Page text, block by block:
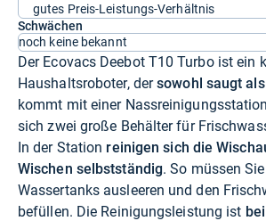
gutes Preis-Leistungs-Verhältnis
Schwächen
noch keine bekannt
Der Ecovacs Deebot T10 Turbo ist ein
Haushaltsroboter, dersowohl saugt
kommt mit einer
sich zwei große Behälter für
In der Station reinigen sich die
Wischen selbstständig. So müssen
Wassertanks ausleeren und den
befüllen. Die Reinigungsleistung ist